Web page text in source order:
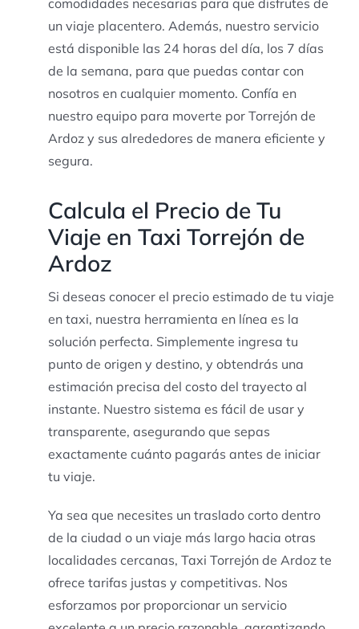
un viaje placentero. Además, nuestro servicio
está disponible las 24 horas del día, los 7 días
de la semana, para que puedas contar con
nosotros en cualquier momento. Confía en
nuestro equipo para moverte por Torrejón de
Ardoz y sus alrededores de manera eficiente y
segura.
Calcula el Precio de Tu
Viaje en Taxi Torrejón de
Ardoz
Si deseas conocer el precio estimado de tu viaje
en taxi, nuestra herramienta en línea es la
solución perfecta. Simplemente ingresa tu
punto de origen y destino, y obtendrás una
estimación precisa del costo del trayecto al
instante. Nuestro sistema es fácil de usar y
transparente, asegurando que sepas
exactamente cuánto pagarás antes de iniciar
tu viaje.
Ya sea que necesites un traslado corto dentro
de la ciudad o un viaje más largo hacia otras
localidades cercanas, Taxi Torrejón de Ardoz te
ofrece tarifas justas y competitivas. Nos
esforzamos por proporcionar un servicio